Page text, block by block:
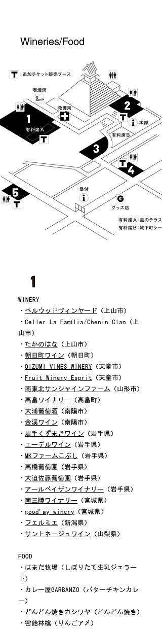
Wineries/Food
WINERY
・ ベルウッドヴィンヤード （上山市）
・Celler La Família/Chenin Clan（上
山市）
​・ たかのはな （上山市）
​・ 朝日町ワイン （朝日町）
・ OIZUMI VINES WINERY （天童市）
​・ Fruit Winery Esprit （天童市）
・ 南東北サンシャインファーム （山形市）
​・ 高畠ワイナリー （高畠町）
・ 大浦葡萄酒 （南陽市）
・ 金渓ワイン （南陽市）
​・ 岩手くずまきワイン （岩手県）
・ エーデルワイン （岩手県）
​・ MKファームこぶし （岩手県）
・ 高橋葡萄園
（岩手県）
・ 大迫佐藤葡萄園
（岩手県）
・ アールペイザンワイナリー （岩手県）
・ 南三陸ワイナリー （宮城県）
・ good'ay winery （宮城県）
・ フェルミエ （新潟県）
・ サントネージュワイン （山梨県）
FOOD
・はまだ牧場（しぼりたて生乳ジェラー
ト）
・カレー屋GARBANZO（バターチキンカレ
ー）
・どんどん焼きカシワヤ（どんどん焼き）
・密飴林檎（りんごアメ）